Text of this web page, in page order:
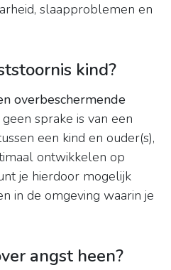
slaapproblemen en
kind?
overbeschermende
sprake is van een
een kind en ouder(s),
ontwikkelen op
je hierdoor mogelijk
in de omgeving waarin je
angst heen?